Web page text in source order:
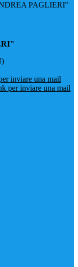
PAGLIERI"
inviare una mail
per inviare una mail